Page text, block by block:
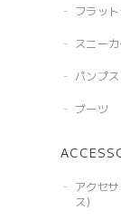
フラッ
スニー
パンプス
ブーツ
アクセ
ス）